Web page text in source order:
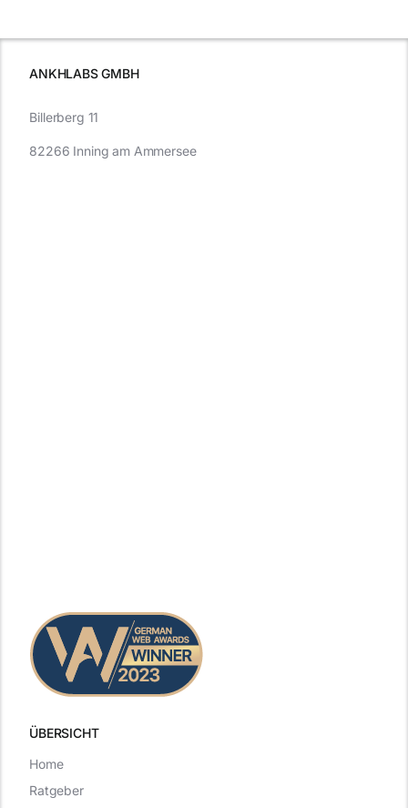
müssen
ANKHLABS GMBH
ÜBERSICHT
Billerberg 11
82266 Inning am Ammersee
Home
Ratgeber